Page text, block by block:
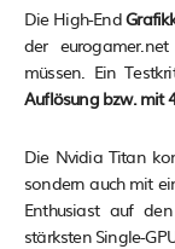
Die High-End
der
müssen. Ein
Auflösung bzw. mit
Die Nvidia Titan
sondern auch mit
Enthusiast auf
stärksten Single-